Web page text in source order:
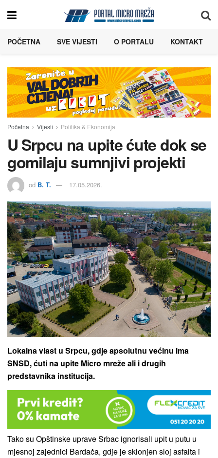
POČETNA SVE VIJESTI O PORTALU KONTAKT
Početna Vijesti Politika & Ekonomija
U Srpcu na upite ćute dok se
gomilaju sumnjivi projekti
od B. T. 17.05.2026.
Lokalna vlast u Srpcu, gdje apsolutnu većinu ima
SNSD, ćuti na upite Micro mreže ali i drugih
predstavnika institucija.
Tako su Opštinske uprave Srbac ignorisali upit u putu u
mjesnoj zajednici Bardača, gdje je sklonjen sloj asfalta i